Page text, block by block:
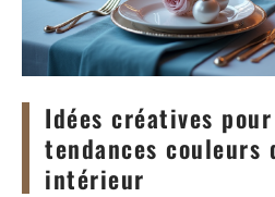
Idées créatives
tendances couleurs
intérieur